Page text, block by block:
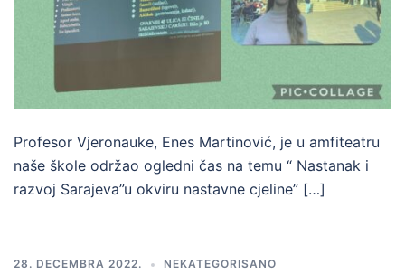
Profesor Vjeronauke, Enes Martinović, je u amfiteatru
naše škole održao ogledni čas na temu “ Nastanak i
razvoj Sarajeva”u okviru nastavne cjeline” […]
28. DECEMBRA 2022. NEKATEGORISANO